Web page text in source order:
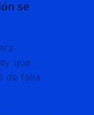
se
que
de falla